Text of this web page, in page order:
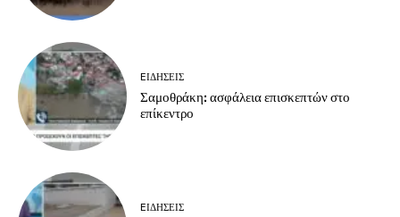
EΙΔΗΣΕΙΣ
Σαμοθράκη: ασφάλεια επισκεπτών στο
επίκεντρο
EΙΔΗΣΕΙΣ